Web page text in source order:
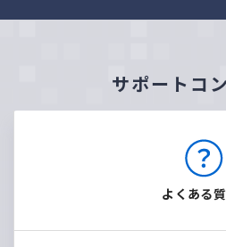
サポートコ
よくある